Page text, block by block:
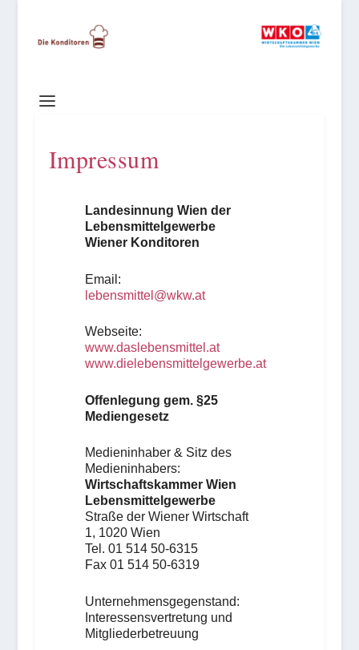
Impressum
Landesinnung Wien der
Lebensmittelgewerbe
Wiener Konditoren
Email:
lebensmittel@wkw.at
Webseite:
www.daslebensmittel.at
www.dielebensmittelgewerbe.at
Offenlegung gem. §25
Mediengesetz
Medieninhaber & Sitz des
Medieninhabers:
Wirtschaftskammer Wien
Lebensmittelgewerbe
Straße der Wiener Wirtschaft
1, 1020 Wien
Tel. 01 514 50-6315
Fax 01 514 50-6319
Unternehmensgegenstand:
Interessensvertretung und
Mitgliederbetreuung